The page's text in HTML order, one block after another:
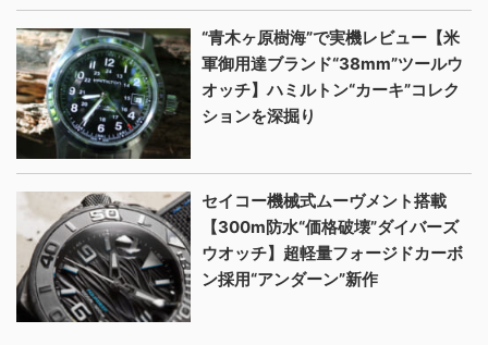
“青木ヶ原樹海”で実機レビュー【米
軍御用達ブランド“38mm”ツールウ
オッチ】ハミルトン“カーキ”コレク
ションを深掘り
セイコー機械式ムーヴメント搭載
【300m防水“価格破壊”ダイバーズ
ウオッチ】超軽量フォージドカーボ
ン採用“アンダーン”新作